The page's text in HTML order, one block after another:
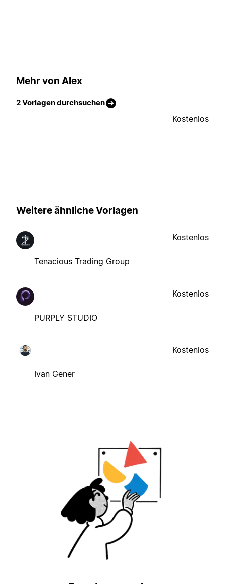
Mehr von Alex
2 Vorlagen durchsuchen
Kostenlos
Weitere ähnliche Vorlagen
Tenacious Trading Group
Kostenlos
PURPLY STUDIO
Kostenlos
Ivan Gener
Kostenlos